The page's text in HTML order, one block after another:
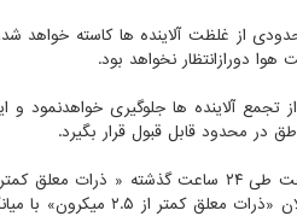
باد تا صبحگاه فردا (۲۰ آبان ماه) تا حدودی از غلظت
دورازانتظار نخواهد بود.
در محدود قابل قبول قرار بگیرد.